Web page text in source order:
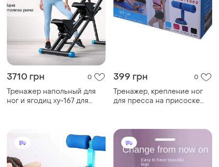
3710 грн 0
Тренажер напольный для
ног и ягодиц xy-167 для
399 грн 0
Тренажер, крепление ног
для пресса на присоске